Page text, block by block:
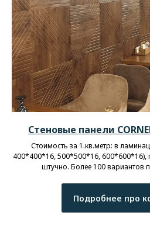
Стеновые панели
Стоимость за 1.кв.метр: в
400*400*16, 500*500*16, 600*600*16),
штучно. Более 100 вариантов
Подробнее про